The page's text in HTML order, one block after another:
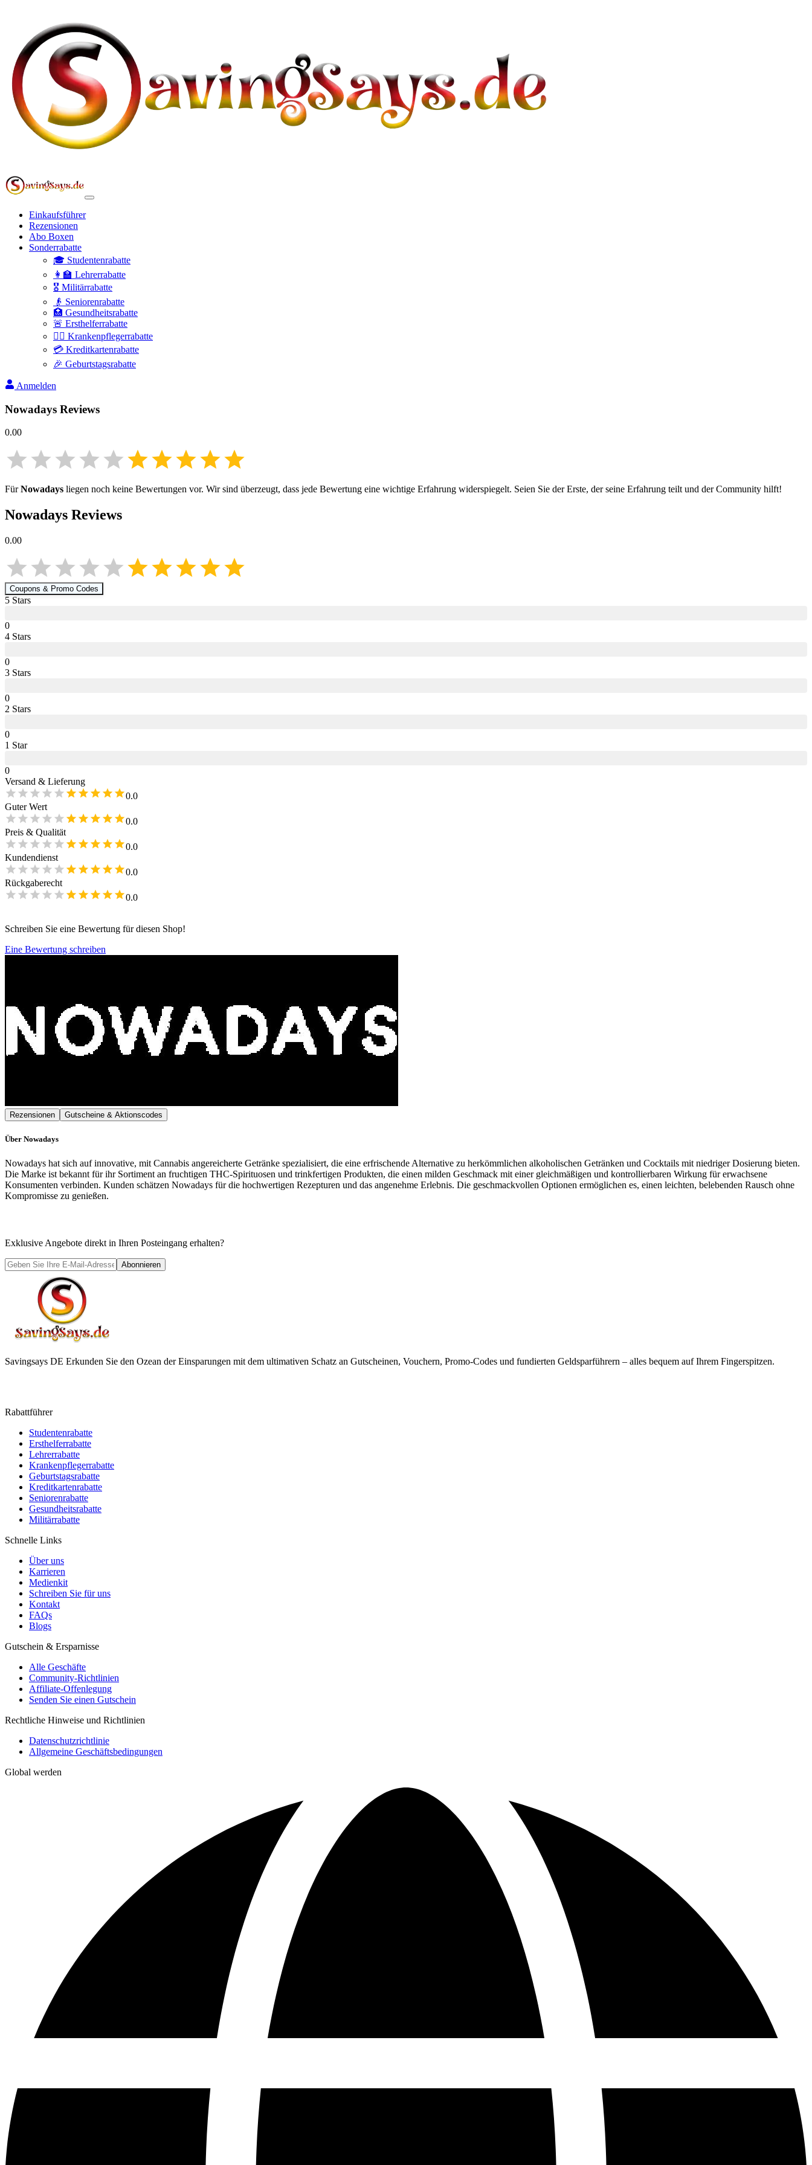
Einkaufsführer
Rezensionen
Abo Boxen
Sonderrabatte
🎓 Studentenrabatte
👩‍🏫 Lehrerrabatte
🎖️ Militärrabatte
👴 Seniorenrabatte
🏥 Gesundheitsrabatte
🚨 Ersthelferrabatte
👩‍⚕️ Krankenpflegerrabatte
💳 Kreditkartenrabatte
🎉 Geburtstagsrabatte
Anmelden
Nowadays Reviews
0.00
FürNowadays liegen noch keine Bewertungen vor. Wir sind überzeugt, dass jede Bewertung eine wichtige Erfahrung widerspiegelt. Seien Sie der Erste, der seine Erfahrung teilt und der Community hilft!
Nowadays Reviews
0.00
Coupons & Promo Codes
5 Stars
0
4 Stars
0
3 Stars
0
2 Stars
0
1 Star
0
Versand & Lieferung
0.0
Guter Wert
0.0
Preis & Qualität
0.0
Kundendienst
0.0
Rückgaberecht
0.0
Schreiben Sie eine Bewertung für diesen Shop!
Eine Bewertung schreiben
Rezensionen Gutscheine & Aktionscodes
Über Nowadays
Nowadays hat sich auf innovative, mit Cannabis angereicherte Getränke spezialisiert, die eine erfrischende Alternative zu herkömmlichen alkoholischen Getränken und Cocktails mit niedriger Dosierung bieten.
Die Marke ist bekannt für ihr Sortiment an fruchtigen THC-Spirituosen und trinkfertigen Produkten, die einen milden Geschmack mit einer gleichmäßigen und kontrollierbaren Wirkung für erwachsene
Konsumenten verbinden. Kunden schätzen Nowadays für die hochwertigen Rezepturen und das angenehme Erlebnis. Die geschmackvollen Optionen ermöglichen es, einen leichten, belebenden Rausch ohne
Kompromisse zu genießen.
Exklusive Angebote direkt in Ihren Posteingang erhalten?
Abonnieren
Savingsays DE Erkunden Sie den Ozean der Einsparungen mit dem ultimativen Schatz an Gutscheinen, Vouchern, Promo-Codes und fundierten Geldsparführern – alles bequem auf Ihrem Fingerspitzen.
Rabattführer
Studentenrabatte
Ersthelferrabatte
Lehrerrabatte
Krankenpflegerrabatte
Geburtstagsrabatte
Kreditkartenrabatte
Seniorenrabatte
Gesundheitsrabatte
Militärrabatte
Schnelle Links
Über uns
Karrieren
Medienkit
Schreiben Sie für uns
Kontakt
FAQs
Blogs
Gutschein & Ersparnisse
Alle Geschäfte
Community-Richtlinien
Affiliate-Offenlegung
Senden Sie einen Gutschein
Rechtliche Hinweise und Richtlinien
Datenschutzrichtlinie
Allgemeine Geschäftsbedingungen
Global werden